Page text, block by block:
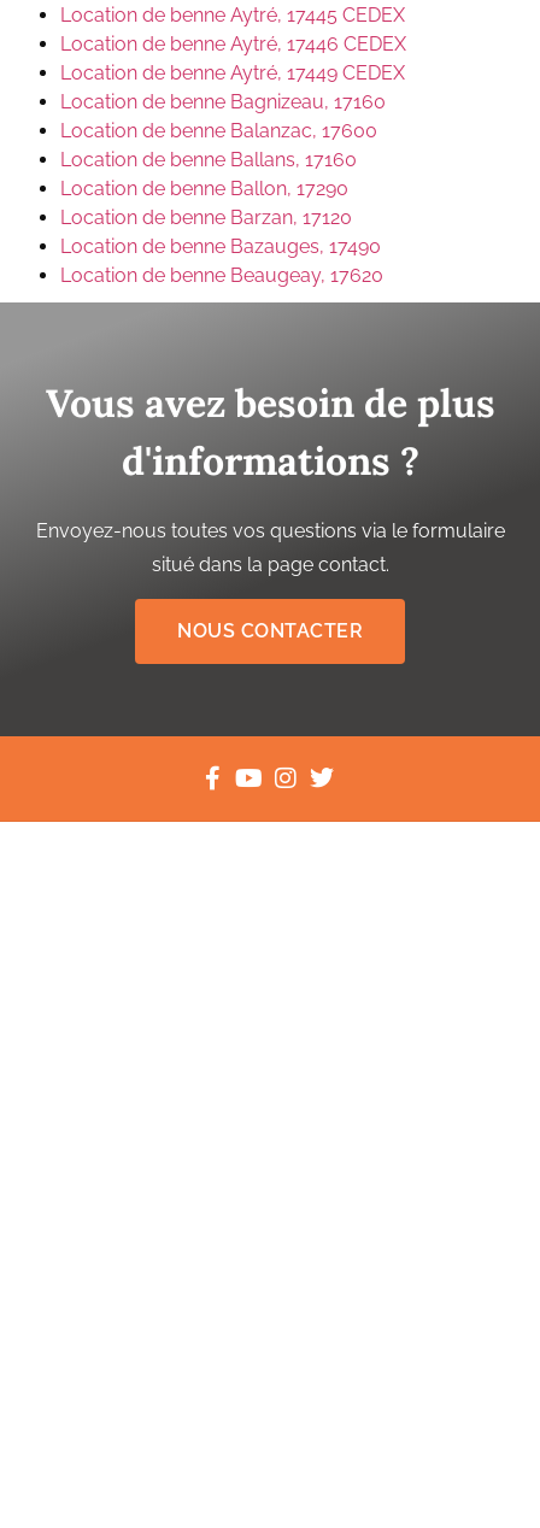
Location de benne Aytré, 17445 CEDEX
Location de benne Aytré, 17446 CEDEX
Location de benne Aytré, 17449 CEDEX
Location de benne Bagnizeau, 17160
Location de benne Balanzac, 17600
Location de benne Ballans, 17160
Location de benne Ballon, 17290
Location de benne Barzan, 17120
Location de benne Bazauges, 17490
Location de benne Beaugeay, 17620
Vous avez besoin de plus
d'informations ?
Envoyez-nous toutes vos questions via le formulaire
situé dans la page contact.
NOUS CONTACTER